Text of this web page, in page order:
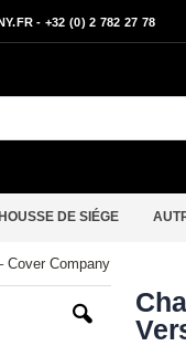
- +32 (0) 2 782 27 78
DE SIÉGE
Cover Company
Passer
début